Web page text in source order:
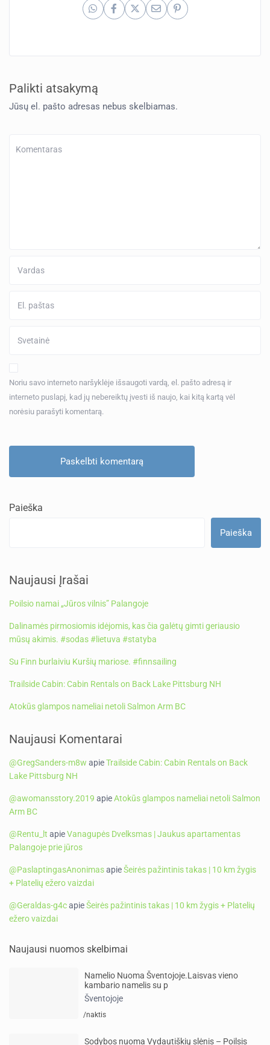
Palikti atsakymą
Jūsų el. pašto adresas nebus skelbiamas.
Noriu savo interneto naršyklėje išsaugoti vardą, el. pašto adresą ir
interneto puslapį, kad jų nebereiktų įvesti iš naujo, kai kitą kartą vėl
norėsiu parašyti komentarą.
Paieška
Paieška
Naujausi Įrašai
Poilsio namai „Jūros vilnis” Palangoje
Dalinamės pirmosiomis idėjomis, kas čia galėtų gimti geriausio
mūsų akimis. #sodas #lietuva #statyba
Su Finn burlaiviu Kuršių mariose. #finnsailing
Trailside Cabin: Cabin Rentals on Back Lake Pittsburg NH
Atokūs glampos nameliai netoli Salmon Arm BC
Naujausi Komentarai
@GregSanders-m8w apieTrailside Cabin: Cabin Rentals on Back
Lake Pittsburg NH
@awomansstory.2019 apieAtokūs glampos nameliai netoli Salmon
Arm BC
@Rentu_lt apieVanagupės Dvelksmas | Jaukus apartamentas
Palangoje prie jūros
@PaslaptingasAnonimasapieŠeirės pažintinis takas | 10 km žygis
+ Platelių ežero vaizdai
@Geraldas-g4capieŠeirės pažintinis takas | 10 km žygis + Platelių
ežero vaizdai
Naujausi nuomos skelbimai
Namelio Nuoma Šventojoje.Laisvas vieno
kambario namelis su p
Šventojoje
/naktis
Sodybos nuoma Vydautiškių slėnis – Poilsis